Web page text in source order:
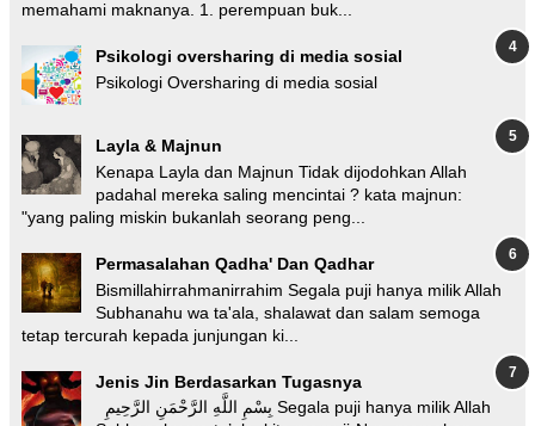
memahami maknanya. 1. perempuan buk...
Psikologi oversharing di media sosial
Psikologi Oversharing di media sosial
Layla & Majnun
Kenapa Layla dan Majnun Tidak dijodohkan Allah
padahal mereka saling mencintai ? kata majnun:
"yang paling miskin bukanlah seorang peng...
Permasalahan Qadha' Dan Qadhar
Bismillahirrahmanirrahim Segala puji hanya milik Allah
Subhanahu wa ta'ala, shalawat dan salam semoga
tetap tercurah kepada junjungan ki...
Jenis Jin Berdasarkan Tugasnya